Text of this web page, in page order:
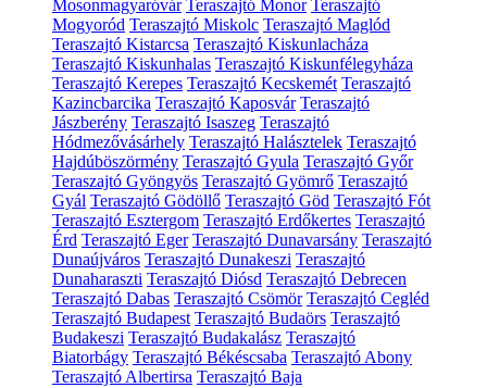
Mosonmagyaróvár Teraszajtó Monor Teraszajtó
Mogyoród Teraszajtó Miskolc Teraszajtó Maglód
Teraszajtó Kistarcsa Teraszajtó Kiskunlacháza
Teraszajtó Kiskunhalas Teraszajtó Kiskunfélegyháza
Teraszajtó Kerepes Teraszajtó Kecskemét Teraszajtó
Kazincbarcika Teraszajtó Kaposvár Teraszajtó
Jászberény Teraszajtó Isaszeg Teraszajtó
Hódmezővásárhely Teraszajtó Halásztelek Teraszajtó
Hajdúböszörmény Teraszajtó Gyula Teraszajtó Győr
Teraszajtó Gyöngyös Teraszajtó Gyömrő Teraszajtó
Gyál Teraszajtó Gödöllő Teraszajtó Göd Teraszajtó Fót
Teraszajtó Esztergom Teraszajtó Erdőkertes Teraszajtó
Érd Teraszajtó Eger Teraszajtó Dunavarsány Teraszajtó
Dunaújváros Teraszajtó Dunakeszi Teraszajtó
Dunaharaszti Teraszajtó Diósd Teraszajtó Debrecen
Teraszajtó Dabas Teraszajtó Csömör Teraszajtó Cegléd
Teraszajtó Budapest Teraszajtó Budaörs Teraszajtó
Budakeszi Teraszajtó Budakalász Teraszajtó
Biatorbágy Teraszajtó Békéscsaba Teraszajtó Abony
Teraszajtó Albertirsa Teraszajtó Baja